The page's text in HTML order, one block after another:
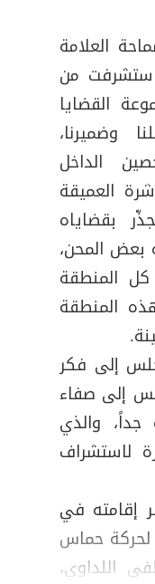
العلامة
من
القضايا
وضميرنا،
الداخل
العميقة
بقضاياه
بعض المحن،
المنطقة
المنطقة
إلى فكر
إلى صفاء
والذي
لاستشراف
إقامته في
حماس
اللداوي،